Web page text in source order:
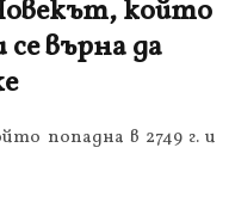
който
се върна да
попадна в 2749 г. и